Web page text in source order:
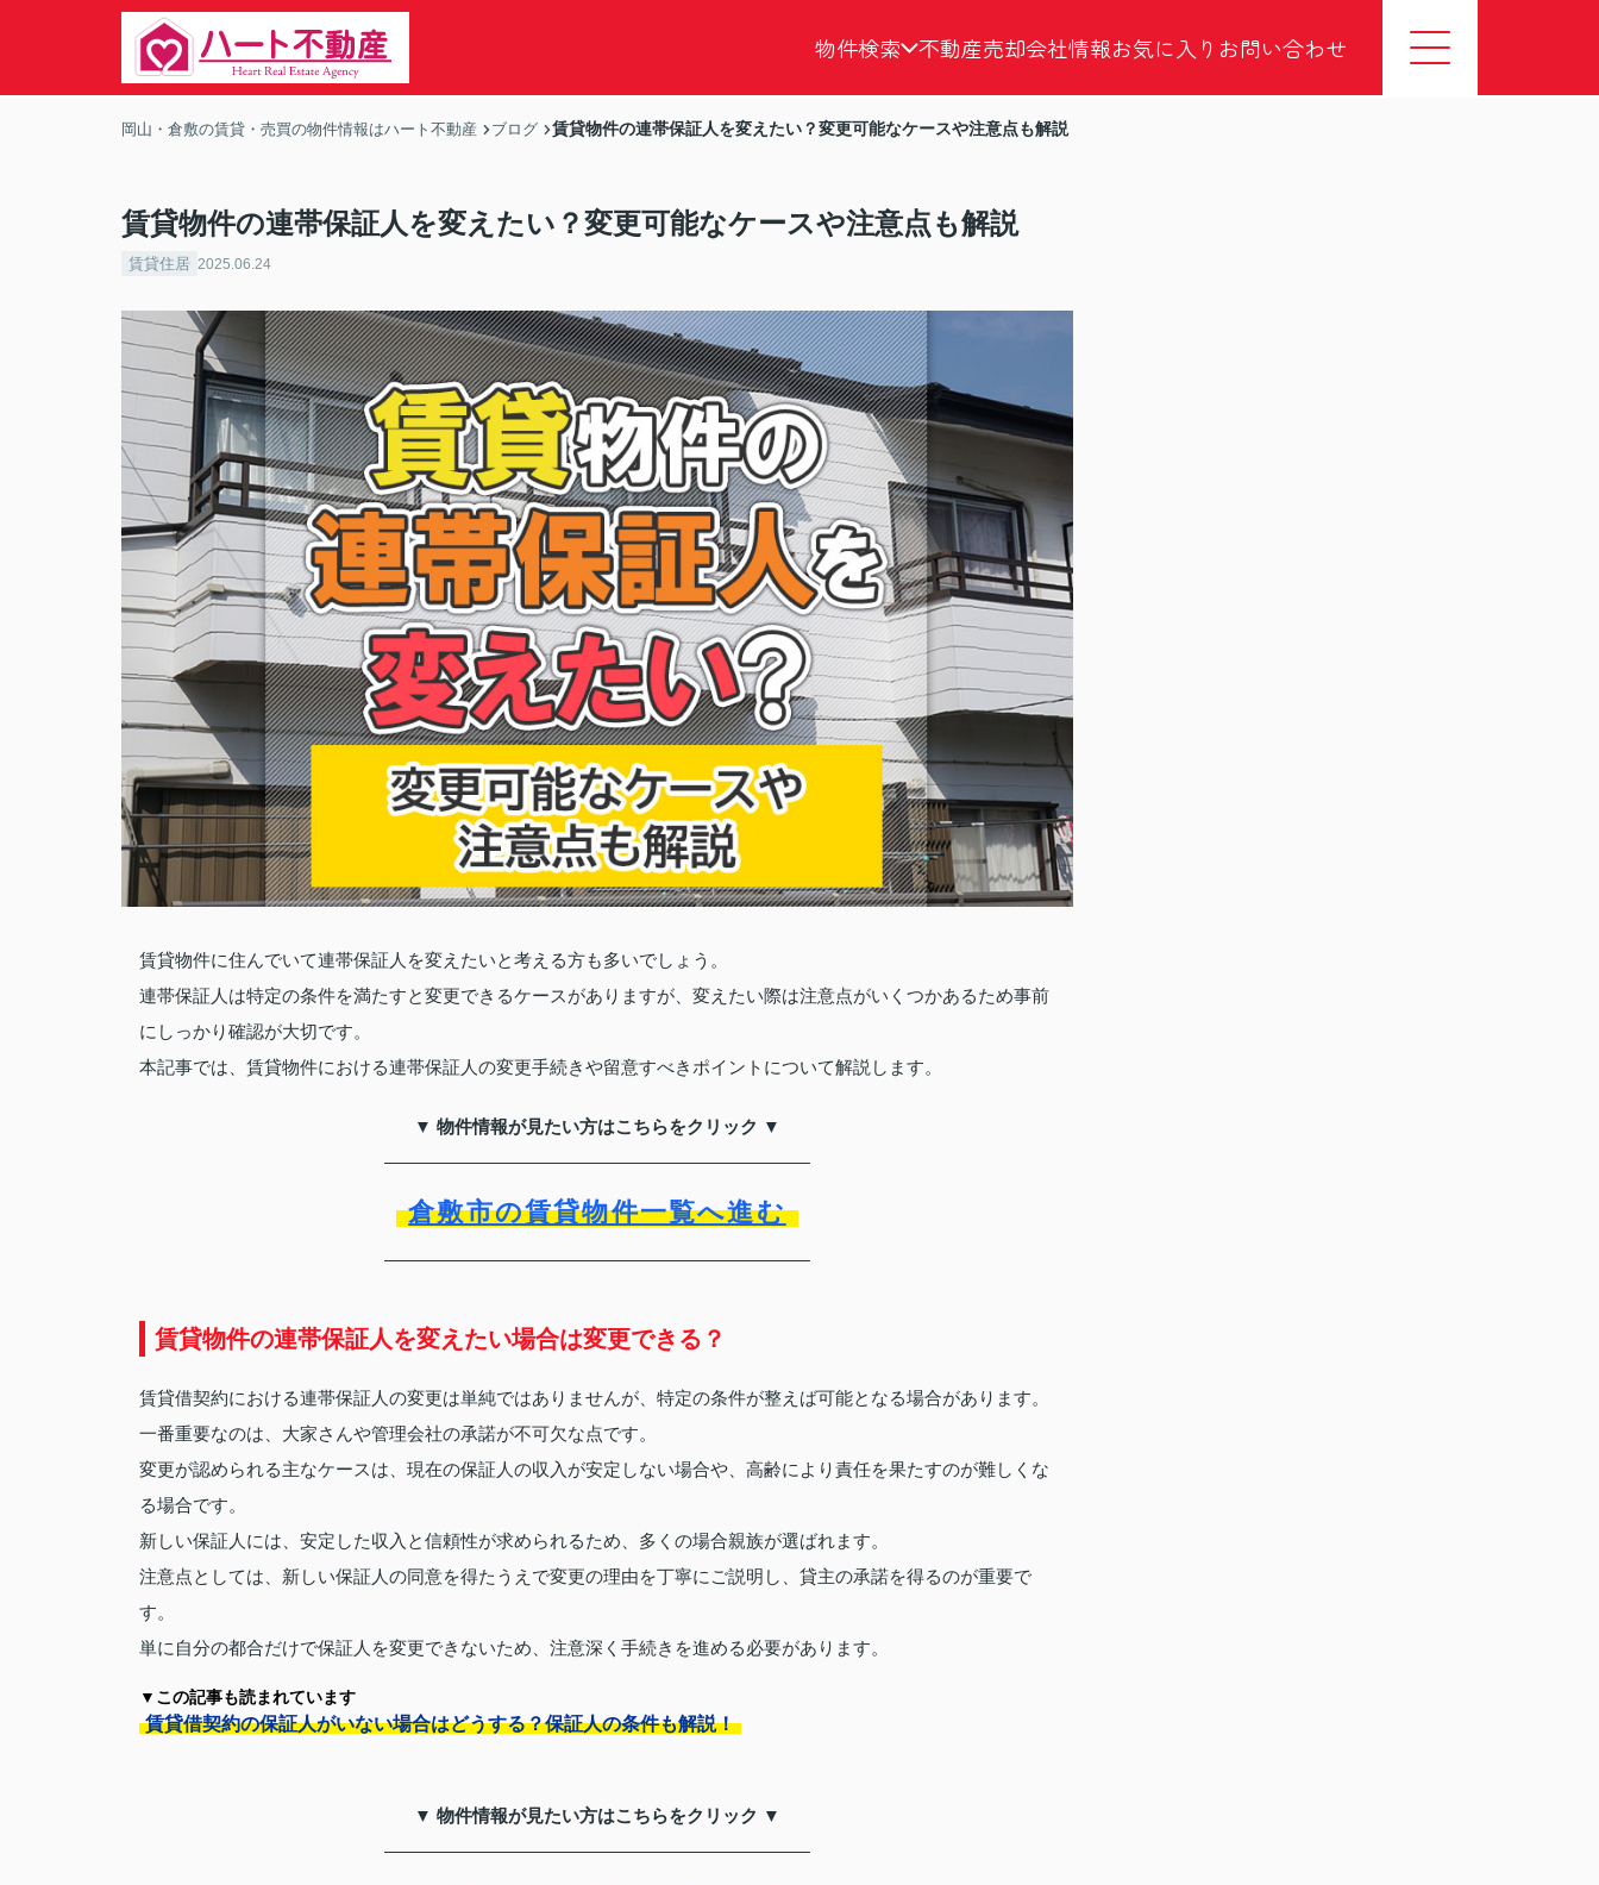
物件検索 不動産売却会社情報お気に入り お問い合わせ
岡山・倉敷の賃貸・売買の物件情報はハート不動産 ブログ 賃貸物件の連帯保証人を変えたい？変更可能なケースや注意点も解説
賃貸物件の連帯保証人を変えたい？変更可能なケースや注意点も解説
賃貸住居 2025.06.24
賃貸物件に住んでいて連帯保証人を変えたいと考える方も多いでしょう。
連帯保証人は特定の条件を満たすと変更できるケースがありますが、変えたい際は注意点がいくつかあるため事前
にしっかり確認が大切です。
本記事では、賃貸物件における連帯保証人の変更手続きや留意すべきポイントについて解説します。
▼ 物件情報が見たい方はこちらをクリック ▼
倉敷市の賃貸物件一覧へ進む
賃貸物件の連帯保証人を変えたい場合は変更できる？
賃貸借契約における連帯保証人の変更は単純ではありませんが、特定の条件が整えば可能となる場合があります。
一番重要なのは、大家さんや管理会社の承諾が不可欠な点です。
変更が認められる主なケースは、現在の保証人の収入が安定しない場合や、高齢により責任を果たすのが難しくな
る場合です。
新しい保証人には、安定した収入と信頼性が求められるため、多くの場合親族が選ばれます。
注意点としては、新しい保証人の同意を得たうえで変更の理由を丁寧にご説明し、貸主の承諾を得るのが重要で
す。
単に自分の都合だけで保証人を変更できないため、注意深く手続きを進める必要があります。
▼この記事も読まれています
賃貸借契約の保証人がいない場合はどうする？保証人の条件も解説！
▼ 物件情報が見たい方はこちらをクリック ▼